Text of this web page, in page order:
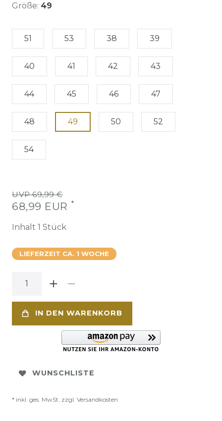
Größe: 49
51 53 38 39
40 41 42 43
44 45 46 47
48 49 50 52
54
UVP 69,99 €
68,99 EUR *
Inhalt 1 Stück
LIEFERZEIT CA. 1 WOCHE
IN DEN WARENKORB
WUNSCHLISTE
* inkl. ges. MwSt. zzgl. Versandkosten